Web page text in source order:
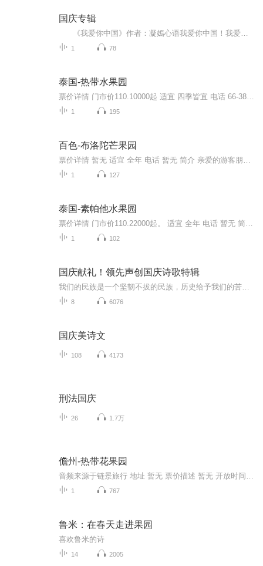
国庆专辑
1 78
泰国-热带水果园
1 195
百色-布洛陀芒果园
1 127
泰国-素帕他水果园
1 102
国庆献礼！领先声创国庆诗歌特辑
8 6076
国庆美诗文
108 4173
刑法国庆
26 1.7万
儋州-热带花果园
1 767
鲁米：在春天走进果园
喜欢鲁米的诗
14 2005